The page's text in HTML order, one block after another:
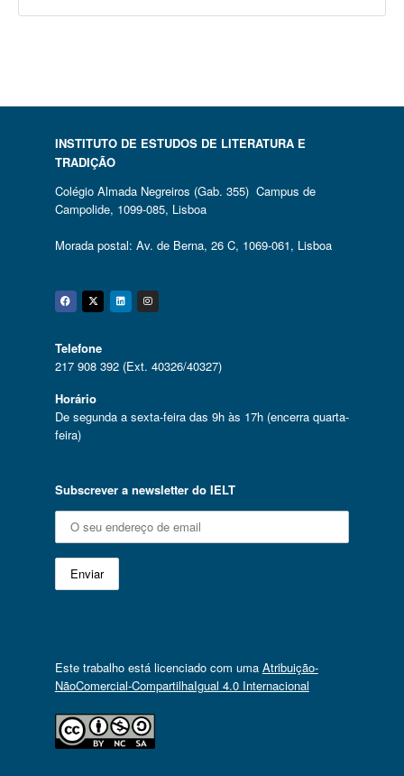
INSTITUTO DE ESTUDOS DE LITERATURA E
TRADIÇÃO
Colégio Almada Negreiros (Gab. 355) Campus de
Campolide, 1099-085, Lisboa
Morada postal: Av. de Berna, 26 C, 1069-061, Lisboa
Facebook
Twitter
Linkedin
Instagram
Telefone
217 908 392 (Ext. 40326/40327)
Horário
De segunda a sexta-feira das 9h às 17h (encerra quarta-
feira)
Subscrever a newsletter do IELT
Este trabalho está licenciado com uma Atribuição-
NãoComercial-CompartilhaIgual 4.0 Internacional